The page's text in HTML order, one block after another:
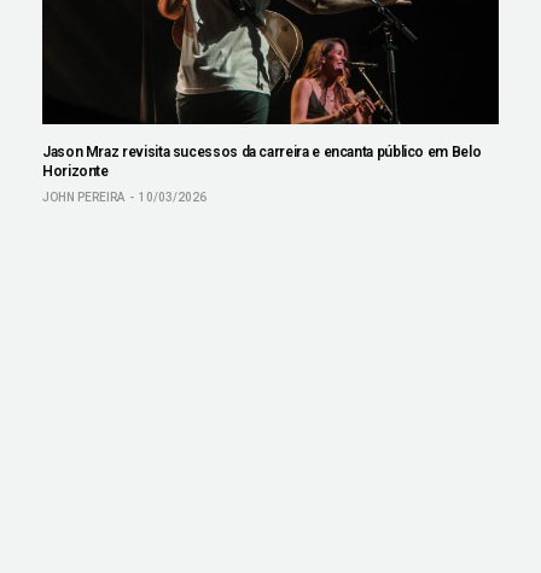
Jason Mraz revisita sucessos da carreira e encanta público em Belo
Horizonte
JOHN PEREIRA 10/03/2026